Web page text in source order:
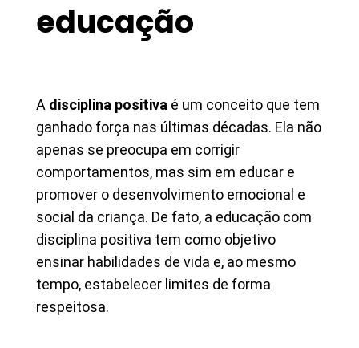
educação
A disciplina positiva é um conceito que tem
ganhado força nas últimas décadas. Ela não
apenas se preocupa em corrigir
comportamentos, mas sim em educar e
promover o desenvolvimento emocional e
social da criança. De fato, a educação com
disciplina positiva tem como objetivo
ensinar habilidades de vida e, ao mesmo
tempo, estabelecer limites de forma
respeitosa.